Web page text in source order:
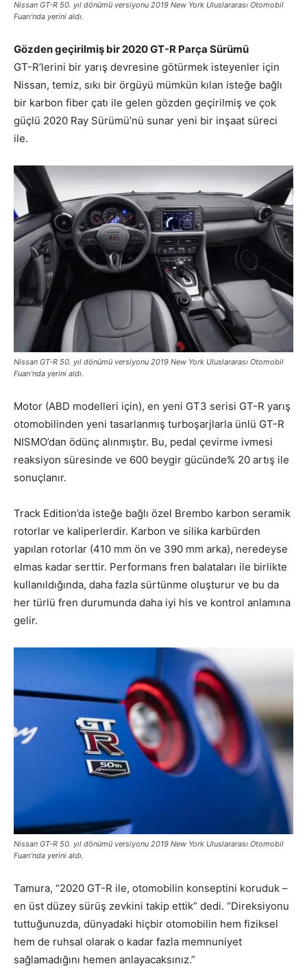
Nissan GT-R 50. yıl dönümü versiyonu 2019 New York Uluslararası Otomobil
Fuarı’nda yerini aldı.
Gözden geçirilmiş bir 2020 GT-R Parça Sürümü
GT-R’lerini bir yarış devresine götürmek isteyenler için
Nissan, temiz, sıkı bir örgüyü mümkün kılan isteğe bağlı
bir karbon fiber çatı ile gelen gözden geçirilmiş ve çok
güçlü 2020 Ray Sürümü’nü sunar yeni bir inşaat süreci
ile.
Nissan GT-R 50. yıl dönümü versiyonu 2019 New York Uluslararası Otomobil
Fuarı’nda yerini aldı.
Motor (ABD modelleri için), en yeni GT3 serisi GT-R yarış
otomobilinden yeni tasarlanmış turboşarjlarla ünlü GT-R
NISMO’dan ödünç alınmıştır. Bu, pedal çevirme ivmesi
reaksiyon süresinde ve 600 beygir gücünde% 20 artış ile
sonuçlanır.
Track Edition’da isteğe bağlı özel Brembo karbon seramik
rotorlar ve kaliperlerdir. Karbon ve silika karbürden
yapılan rotorlar (410 mm ön ve 390 mm arka), neredeyse
elmas kadar serttir. Performans fren balataları ile birlikte
kullanıldığında, daha fazla sürtünme oluşturur ve bu da
her türlü fren durumunda daha iyi his ve kontrol anlamına
gelir.
Nissan GT-R 50. yıl dönümü versiyonu 2019 New York Uluslararası Otomobil
Fuarı’nda yerini aldı.
Tamura, “2020 GT-R ile, otomobilin konseptini koruduk –
en üst düzey sürüş zevkini takip ettik” dedi. “Direksiyonu
tuttuğunuzda, dünyadaki hiçbir otomobilin hem fiziksel
hem de ruhsal olarak o kadar fazla memnuniyet
sağlamadığını hemen anlayacaksınız.”